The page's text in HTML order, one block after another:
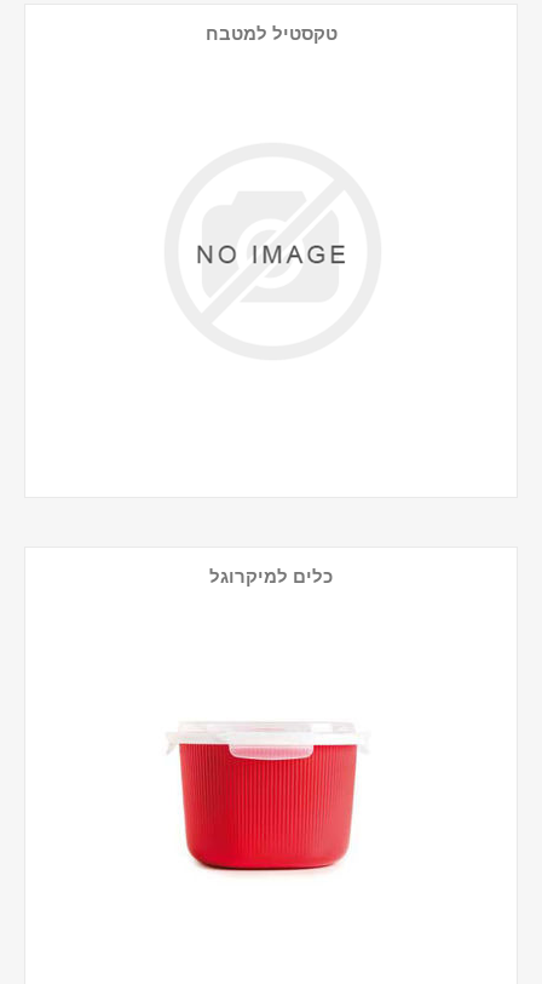
טקסטיל למטבח
כלים למיקרוגל